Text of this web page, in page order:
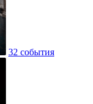
32 события